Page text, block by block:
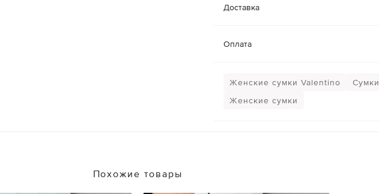
Доставка
Оплата
Женские сумки Valentino
Сумки
Женские сумки
Похожие товары